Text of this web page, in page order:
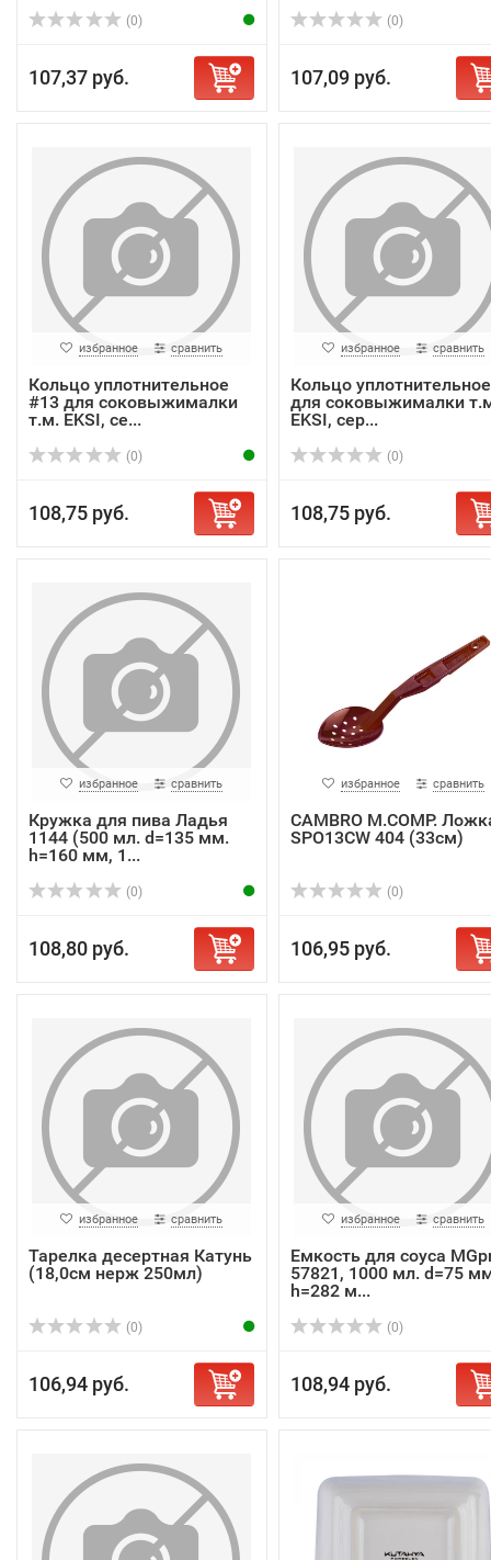
(0)
107,37 руб.
(0)
107,09 руб.
избранное сравнить
Кольцо уплотнительное
#13 для соковыжималки
т.м. EKSI, се...
(0)
108,75 руб.
избранное сравнить
Кольцо
для соковыжималки
EKSI, сер...
(0)
108,75 руб.
избранное сравнить
Кружка для пива Ладья
1144 (500 мл. d=135 мм.
h=160 мм, 1...
(0)
108,80 руб.
избранное сравнить
CAMBRO M.COMP.
SPO13CW 404 (33см)
(0)
106,95 руб.
избранное сравнить
Тарелка десертная Катунь
(18,0см нерж 250мл)
(0)
106,94 руб.
избранное сравнить
Емкость для соуса
57821, 1000 мл. d=75
h=282 м...
(0)
108,94 руб.